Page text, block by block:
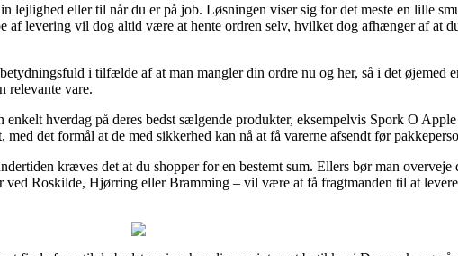
lejlighed eller til når du er på job. Løsningen viser sig for det meste en lille
af levering vil dog altid være at hente ordren selv, hvilket dog afhænger af at
i tilfælde af at man mangler din ordre nu og her, så i det øjemed
relevante vare.
hverdag på deres bedst sælgende produkter, eksempelvis Spork O
det formål at de med sikkerhed kan nå at få varerne afsendt før
kræves det at du shopper for en bestemt sum. Ellers bør man
Roskilde, Hjørring eller Bramming – vil være at få fragtmanden til at